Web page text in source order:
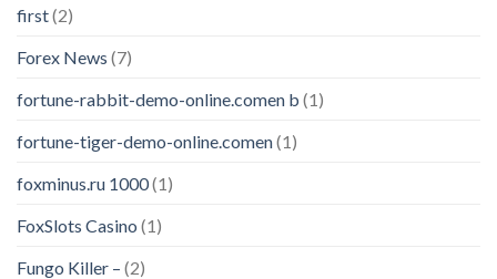
first(2)
Forex News (7)
fortune-rabbit-demo-online.comen b (1)
fortune-tiger-demo-online.comen(1)
foxminus.ru 1000(1)
FoxSlots Casino (1)
Fungo Killer – (2)